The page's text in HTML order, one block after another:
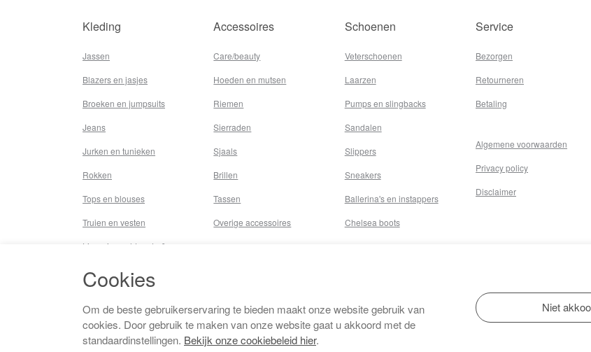
Kleding
Jassen
Blazers en jasjes
Broeken en jumpsuits
Jeans
Jurken en tunieken
Rokken
Tops en blouses
Truien en vesten
Lingerie,nachtmode &
Badkleding
Beenmode
Vermaakkosten
Accessoires
Care/beauty
Hoeden en mutsen
Riemen
Sierraden
Sjaals
Brillen
Tassen
Overige accessoires
Schoenen
Veterschoenen
Laarzen
Pumps en slingbacks
Sandalen
Slippers
Sneakers
Ballerina's en instappers
Chelsea boots
Service
Bezorgen
Retourneren
Betaling
Algemene voorwaarden
Privacy policy
Disclaimer
Cookies
Om de beste gebruikerservaring te bieden maakt onze website gebruik van
cookies. Door gebruik te maken van onze website gaat u akkoord met de
standaardinstellingen. Bekijk onze cookiebeleid hier.